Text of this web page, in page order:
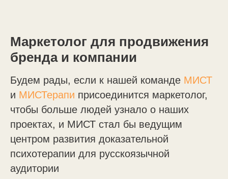
Маркетолог для продвижения
бренда и компании
Будем рады, если к нашей команде МИСТ
и MИСТерапи присоединится маркетолог,
чтобы больше людей узнало о наших
проектах, и МИСТ стал бы ведущим
центром развития доказательной
психотерапии для русскоязычной
аудитории